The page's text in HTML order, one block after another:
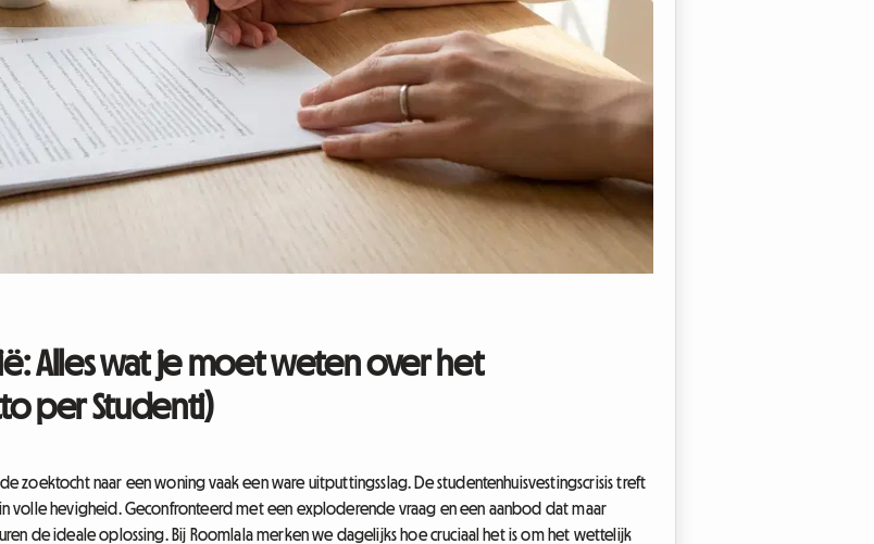
Alles wat je moet weten over het
per Studenti)
zoektocht naar een woning vaak een ware uitputtingsslag. De studentenhuisvestingscrisis treft
volle hevigheid. Geconfronteerd met een exploderende vraag en een aanbod dat maar
de ideale oplossing. Bij Roomlala merken we dagelijks hoe cruciaal het is om het wettelijk